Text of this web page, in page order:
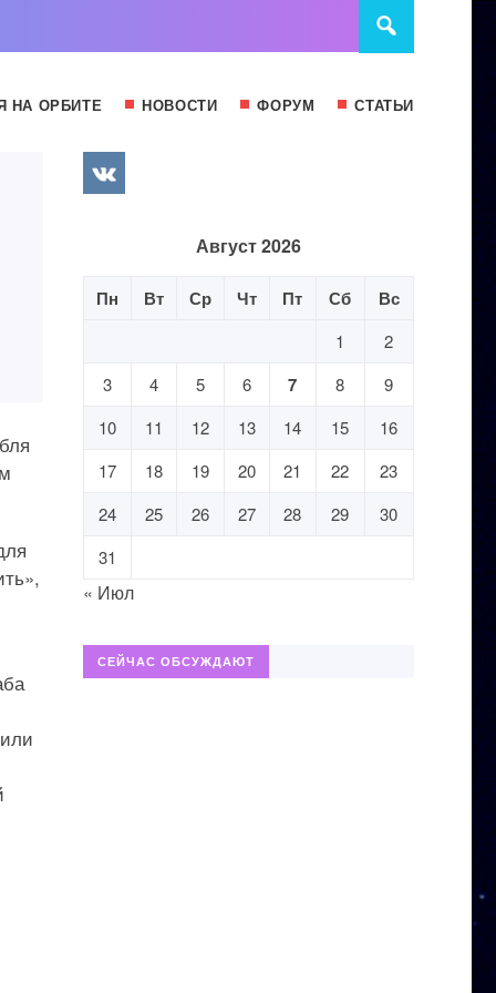
НА ОРБИТЕ НОВОСТИ ФОРУМ СТАТЬИ
Август 2026
Пн Вт Ср Чт Пт Сб Вс
1
2
3
4 5 6 7 8
9
10
11 12 13 14 15
16
17
18 19 20 21 22
23
24
25 26 27 28 29
30
31
« Июл
СЕЙЧАС ОБСУЖДАЮТ